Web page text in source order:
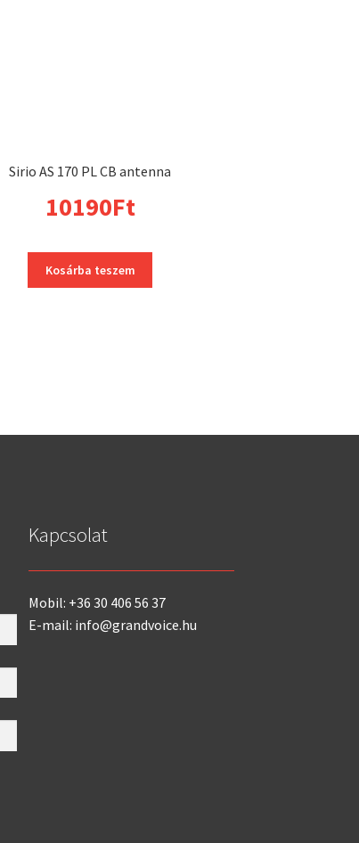
Sirio AS 170 PL CB antenna
10190Ft
Kosárba teszem
Kapcsolat
Mobil: +36 30 406 56 37
E-mail: info@grandvoice.hu